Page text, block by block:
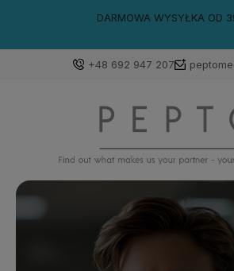
DARMOWA WYSYŁKA OD
+48 692 947 207